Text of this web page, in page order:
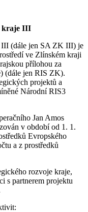
kraje III
III (dále jen SA ZK III) je
ve Zlínském kraji
přílohou za
(dále jen RIS ZK).
projektů a
Národní RIS3
Jan Amos
v období od 1. 1.
Evropského
a z prostředků
rozvoje kraje,
s partnerem projektu